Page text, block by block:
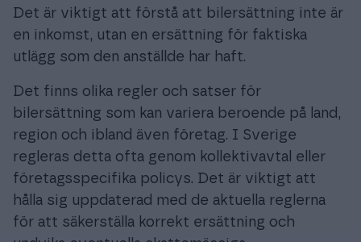
Det är viktigt att förstå att bilersättning inte är
en inkomst, utan en ersättning för faktiska
utlägg som den anställde har haft.
Det finns olika regler och satser för
bilersättning som kan variera beroende på land,
region och ibland även företag. I Sverige
regleras detta ofta genom kollektivavtal eller
företagsspecifika policys. Det är viktigt att
hålla sig uppdaterad med de aktuella reglerna
för att säkerställa korrekt ersättning och